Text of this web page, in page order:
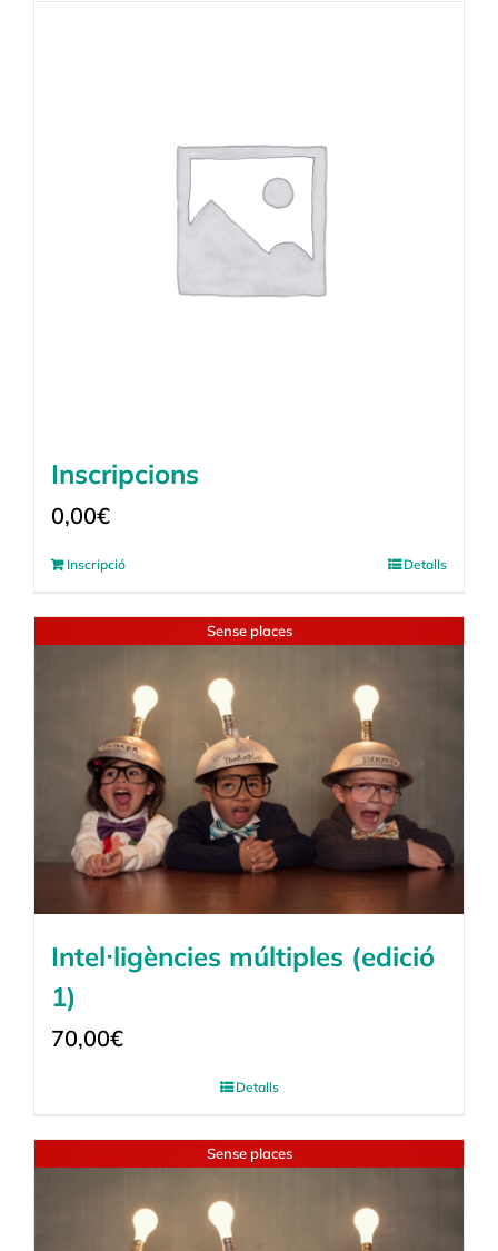
Inscripcions
0,00€
Inscripció Detalls
Sense places
Intel·ligències múltiples (edició
1)
70,00€
Detalls
Sense places